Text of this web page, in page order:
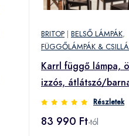
BRITOP | BELSŐ LÁMPÁK,
FÜGGŐLÁMPÁK &
Karrl függő lámpa,
izzós, átlátszó/
Részletek
83 990 Ft-tól